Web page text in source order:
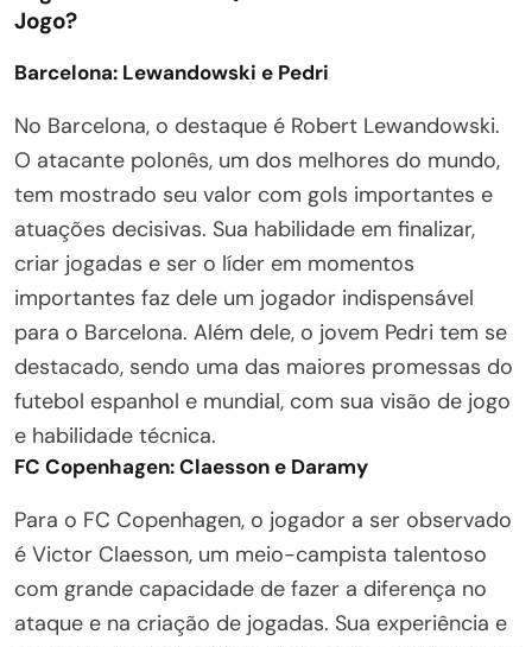
Jogo?
Barcelona: Lewandowski e Pedri
No Barcelona, o destaque é Robert Lewandowski.
O atacante polonês, um dos melhores do mundo,
tem mostrado seu valor com gols importantes e
atuações decisivas. Sua habilidade em finalizar,
criar jogadas e ser o líder em momentos
importantes faz dele um jogador indispensável
para o Barcelona. Além dele, o jovem Pedri tem se
destacado, sendo uma das maiores promessas do
futebol espanhol e mundial, com sua visão de jogo
e habilidade técnica.
FC Copenhagen: Claesson e Daramy
Para o FC Copenhagen, o jogador a ser observado
é Victor Claesson, um meio-campista talentoso
com grande capacidade de fazer a diferença no
ataque e na criação de jogadas. Sua experiência e